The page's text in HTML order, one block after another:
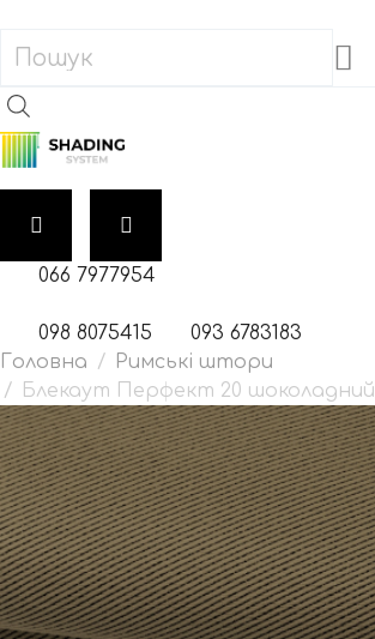
066 7977954
098 8075415
093 6783183
Римські штори
Блекаут Перфект 20 шоколадний